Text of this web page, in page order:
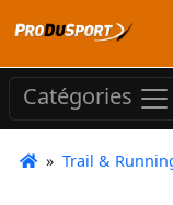
Catégories
» Trail &